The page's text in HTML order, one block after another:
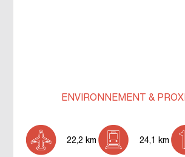
ENVIRONNEMENT &
22,2 km 24,1 km